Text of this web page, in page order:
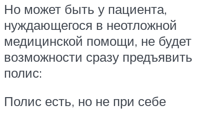
Но может быть у пациента,
нуждающегося в неотложной
медицинской помощи, не будет
возможности сразу предъявить
полис:
Полис есть, но не при себе